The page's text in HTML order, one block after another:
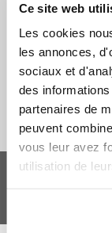
Ce site web
Les cookies
les annonces,
sociaux et
des
partenaires de
peuvent
vous leur avez
utilisation de
APPRENEZ À
FERA 24 UG Sede